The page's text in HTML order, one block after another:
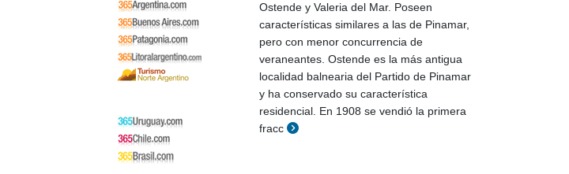
Ostende y Valeria del Mar. Poseen
características similares a las de Pinamar,
pero con menor concurrencia de
veraneantes. Ostende es la más antigua
localidad balnearia del Partido de Pinamar
y ha conservado su característica
residencial. En 1908 se vendió la primera
fracc